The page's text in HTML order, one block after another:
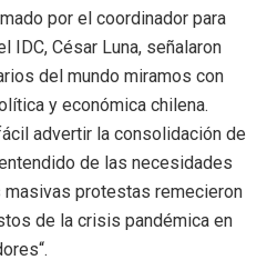
por el coordinador para
IDC, César Luna, señalaron
del mundo miramos con
y económica chilena.
advertir la consolidación de
de las necesidades
masivas protestas remecieron
de la crisis pandémica en